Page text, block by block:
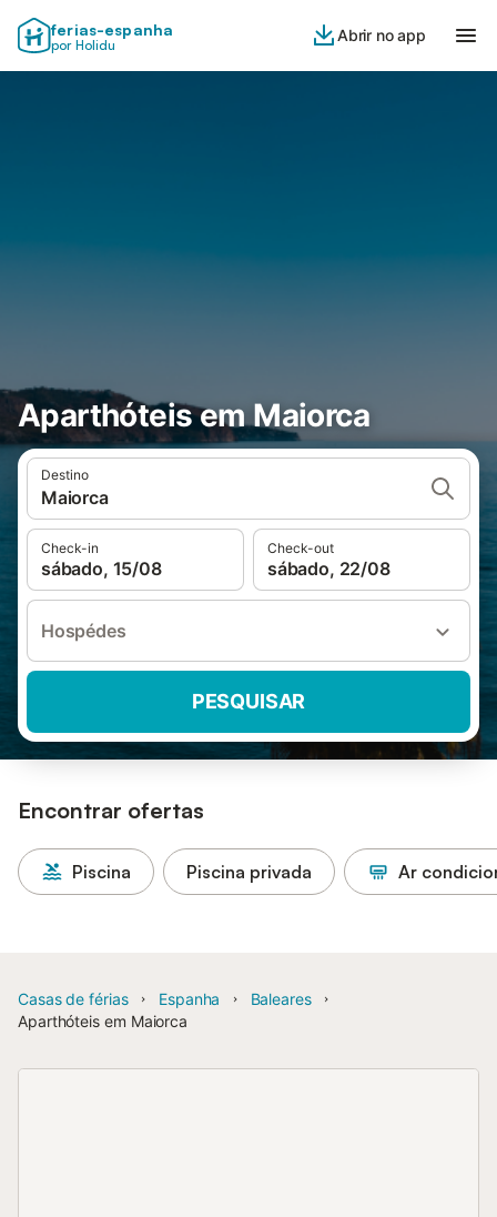
ferias-espanha
por Holidu
Abrir no app
Aparthóteis em Maiorca
Destino
Maiorca
Check-in
sábado, 15/08
Check-out
sábado, 22/08
Hospédes
PESQUISAR
Encontrar ofertas
Piscina Piscina privada Ar
Casas de férias Espanha
Baleares
Aparthóteis em Maiorca